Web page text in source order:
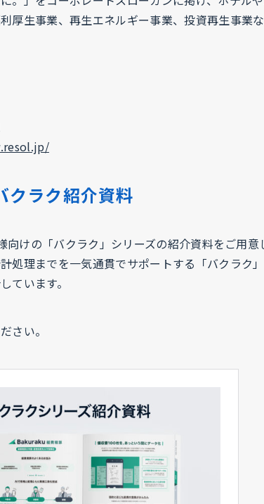
厚生事業、再生エネルギー事業、投資再生事業
クラク紹介資料
けの「バクラク」シリーズの紹介資料をご用意
処理までを一気通貫でサポートする「バクラク
ています。
さい。